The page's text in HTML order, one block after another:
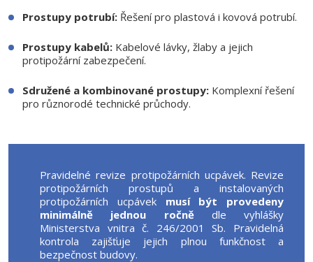
Prostupy potrubí:Řešení pro plastová i kovová potrubí.
Prostupy kabelů:Kabelové lávky, žlaby a jejich
protipožární zabezpečení.
Sdružené a kombinované prostupy:Komplexní řešení
pro různorodé technické průchody.
Pravidelné revize protipožárních ucpávek. Revize
protipožárních prostupů a instalovaných
protipožárních ucpávek musí být provedeny
minimálně jednou ročnědle vyhlášky
Ministerstva vnitra č. 246/2001 Sb. Pravidelná
kontrola zajišťuje jejich plnou funkčnost a
bezpečnost budovy.